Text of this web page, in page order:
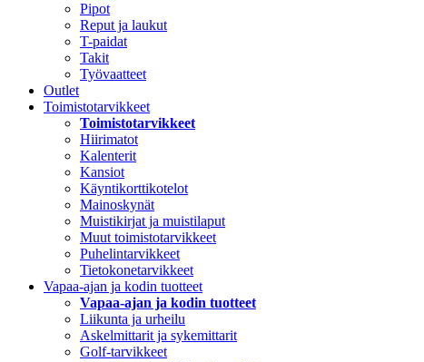
Pipot
Reput ja laukut
T-paidat
Takit
Työvaatteet
Outlet
Toimistotarvikkeet
Toimistotarvikkeet
Hiirimatot
Kalenterit
Kansiot
Käyntikorttikotelot
Mainoskynät
Muistikirjat ja muistilaput
Muut toimistotarvikkeet
Puhelintarvikkeet
Tietokonetarvikkeet
Vapaa-ajan ja kodin tuotteet
Vapaa-ajan ja kodin tuotteet
Liikunta ja urheilu
Askelmittarit ja sykemittarit
Golf-tarvikkeet